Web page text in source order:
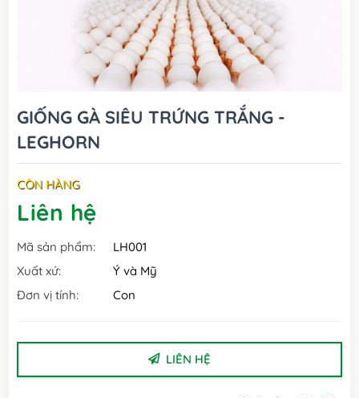
GIỐNG GÀ SIÊU TRỨNG TRẮNG -
LEGHORN
CÒN HÀNG
Liên hệ
Mã sản phẩm:
LH001
Xuất xứ:
Ý và Mỹ
Đơn vị tính:
Con
LIÊN HỆ